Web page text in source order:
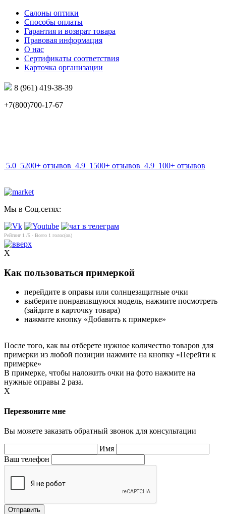
Салоны оптики
Способы оплаты
Гарантия и возврат товара
Правовая информация
О нас
Сертификаты соответствия
Карточка организации
8 (961) 419-38-39
+7(800)700-17-67
5.0 5200+ отзывов 4.9 1500+ отзывов 4.9 100+ отзывов
Мы в Соц.сетях:
Рейтинг 1 /5 - Всего 1 голос(ов)
X
Как пользоваться примеркой
перейдите в оправы или солнцезащитные очки
выберите понравившуюся модель, нажмите посмотреть
(зайдите в карточку товара)
нажмите кнопку «Добавить к примерке»
После того, как вы отберете нужное количество товаров для
примерки из любой позиции нажмите на кнопку «Перейти к
примерке»
В примерке, чтобы наложить очки на фото нажмите на
нужные оправы 2 раза.
X
Перезвоните мне
Вы можете заказать обратный звонок для консультации
Имя
Ваш телефон